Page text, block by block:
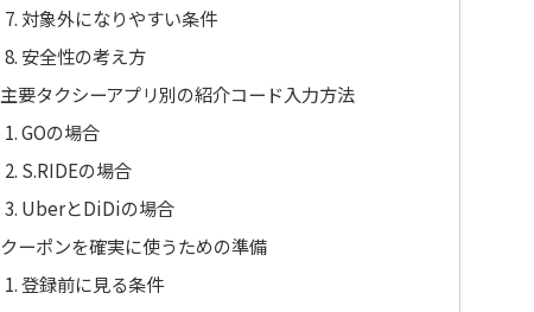
対象外になりやすい条件
安全性の考え方
主要タクシーアプリ別の紹介コード入力方法
GOの場合
S.RIDEの場合
UberとDiDiの場合
クーポンを確実に使うための準備
登録前に見る条件